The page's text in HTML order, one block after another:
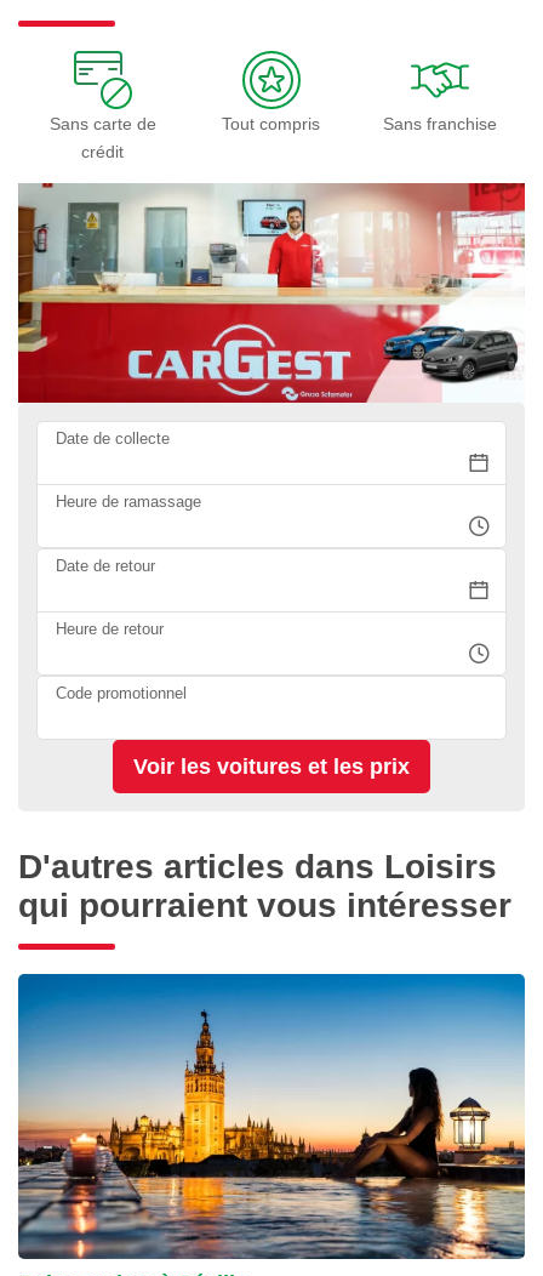
Sans carte de
crédit
Tout compris Sans franchise
Date de collecte
Heure de ramassage
Date de retour
Heure de retour
Code promotionnel
D'autres articles dans Loisirs
qui pourraient vous intéresser